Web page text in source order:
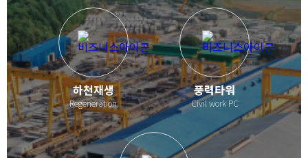
하천재생
Regeneration
풍력타워
Civil work PC